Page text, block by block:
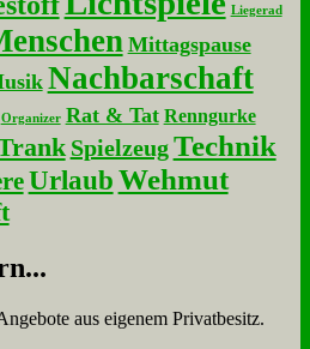
Liegerad
Mittagspause
Nachbarschaft
Organizer Rat & Tat Renngurke
Spielzeug Technik
UrlaubWehmut
aus eigenem Privatbesitz.